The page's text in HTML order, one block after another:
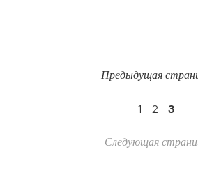
Предыдущая
1 2 3
Следующая